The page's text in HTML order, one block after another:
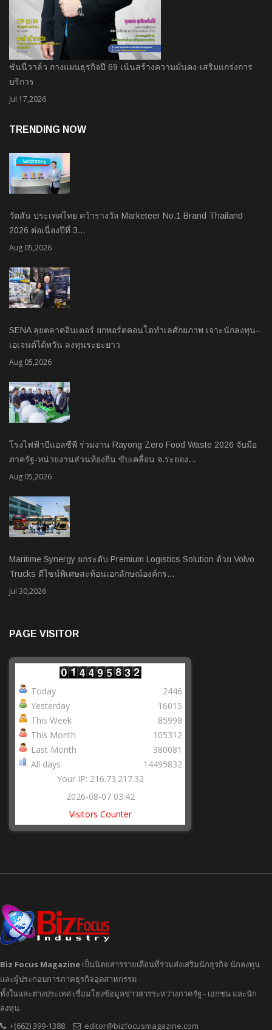
ซันนี่วาล์ว กางแผนธุรกิจปี 69 เน้นสร้างความมั่นคง-เสริมแกร่งการ
บริการ
Jul 17,2026
TRENDING NOW
วัตสัน ประเทศไทย คว้ารางวัล Marketeer No.1 Brand Thailand
2026 ต่อเนื่องปีที่ 3…
Aug 05,2026
SENA ลุยตลาดอินเตอร์ ยกพอร์ตคอนโดทำเลศักยภาพ เจาะนักลงทุน–
เอเจนต์ไต้หวัน ลงทุนระยะยาว
Aug 05,2026
โรงไฟฟ้าบีแอลซีพี ร่วมงาน Rayong Zero Food Waste 2026 จับมือ
ภาครัฐ-หน่วยงานส่วนท้องถิ่น ขับเคลื่อน จ.ระยอง…
Aug 05,2026
Maritime Synergy ยกระดับ Premium Logistics Solution ด้วย Volvo
Trucks ดีไซน์พิเศษสะท้อนเอกลักษณ์องค์กร…
Jul 30,2026
PAGE VISITOR
Today
Yesterday
This Week
This Month
Last Month
All days
2446
16015
85998
105312
380081
14495832
Your IP: 216.73.217.32
2026-08-07 03:42
Visitors Counter
Biz Focus Magazine เป็นนิตยสารรายเดือนที่ร่วมส่งเสริมนักธุรกิจ นักลงทุน
และผู้ประกอบการภาคธุรกิจอุตสาหกรรม
ทั้งในและต่างประเทศ เชื่อมโยงข้อมูลข่าวสารระหว่างภาครัฐ - เอกชน และนัก
ลงทุน
+(662) 399-1388
editor@bizfocusmagazine.com